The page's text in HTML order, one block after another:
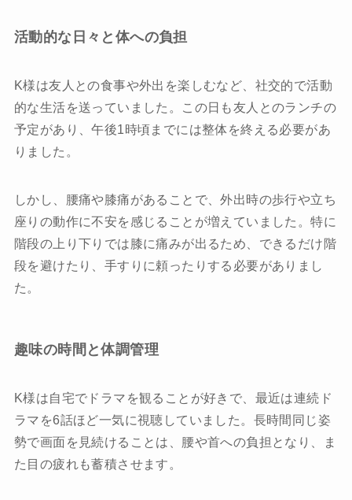
活動的な日々と体への負担
K様は友人との食事や外出を楽しむなど、社交的で活動
的な生活を送っていました。この日も友人とのランチの
予定があり、午後1時頃までには整体を終える必要があ
りました。
しかし、腰痛や膝痛があることで、外出時の歩行や立ち
座りの動作に不安を感じることが増えていました。特に
階段の上り下りでは膝に痛みが出るため、できるだけ階
段を避けたり、手すりに頼ったりする必要がありまし
た。
趣味の時間と体調管理
K様は自宅でドラマを観ることが好きで、最近は連続ド
ラマを6話ほど一気に視聴していました。長時間同じ姿
勢で画面を見続けることは、腰や首への負担となり、ま
た目の疲れも蓄積させます。